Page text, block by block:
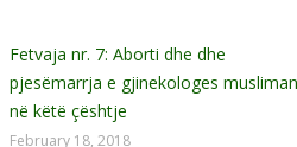
Fetvaja nr. 7: Aborti dhe dhe
pjesëmarrja e gjinekologes
në këtë çështje
February 18, 2018